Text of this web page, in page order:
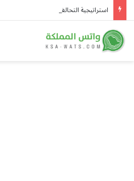
استراتيجية التحالف: سمو ولي العهد أنموذجًا